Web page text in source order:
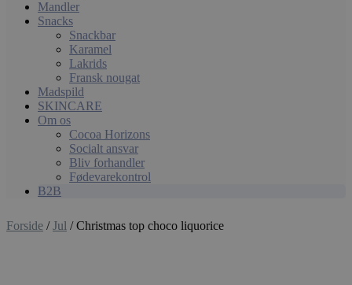
Mandler
Snacks
Snackbar
Karamel
Lakrids
Fransk nougat
Madspild
SKINCARE
Om os
Cocoa Horizons
Socialt ansvar
Bliv forhandler
Fødevarekontrol
B2B
Forside /Jul / Christmas top choco liquorice